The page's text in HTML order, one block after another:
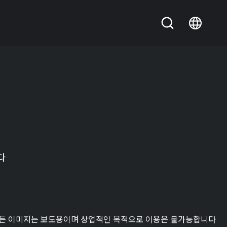
이미지는 보도용이며 상업적인 목적으로 이용은 불가능합니다